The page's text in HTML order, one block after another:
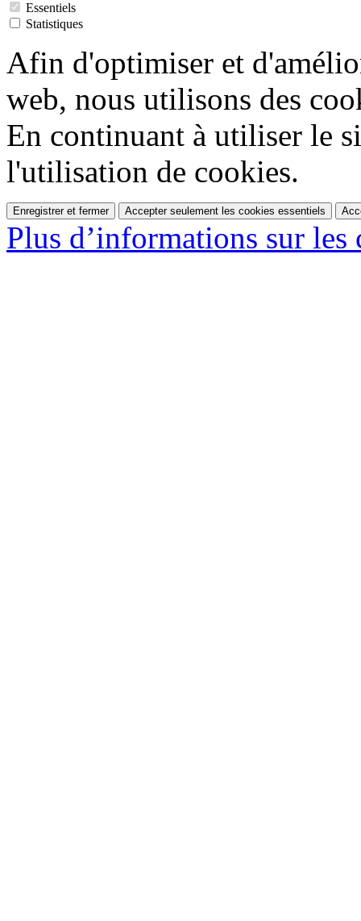
Essentiels
Statistiques
Afin d'optimiser et
web, nous utilisons des
En continuant à utiliser le
l'utilisation de cookies.
Enregistrer et fermer Accepter seulement les cookies essentiels
Plus d’informations sur les